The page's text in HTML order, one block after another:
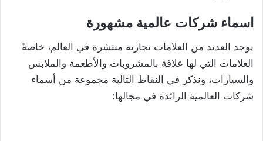
اسماء شركات عالمية مشهورة
يوجد العديد من العلامات تجارية منتشرة في العالم، خاصةً
العلامات التي لها علاقة بالمشروبات والأطعمة والملابس
والسيارات، ونذكر في النقاط التالية مجموعة من أسماء
شركات العالمية الرائدة في مجالها: